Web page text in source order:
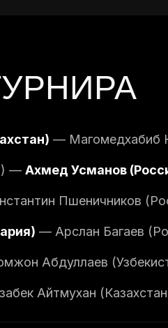
— Магомедхабиб
— Ахмед Усманов
Пшеничников
— Арслан Багаев
Абдуллаев
Айтмухан